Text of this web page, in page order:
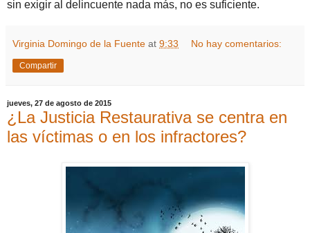
sin exigir al delincuente nada más, no es suficiente.
Virginia Domingo de la Fuente at 9:33 No hay comentarios:
Compartir
jueves, 27 de agosto de 2015
¿La Justicia Restaurativa se centra en
las víctimas o en los infractores?